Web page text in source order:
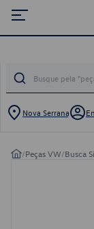
Nova Serrana
/Peças VW/Busca